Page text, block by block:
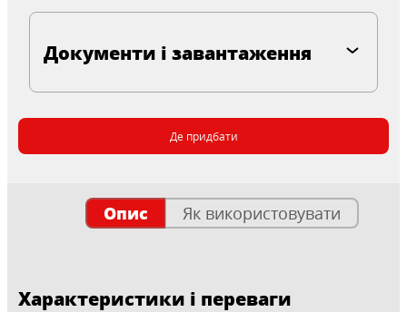
Документи і завантаження
Де придбати
Опис Як використовувати
Характеристики і переваги